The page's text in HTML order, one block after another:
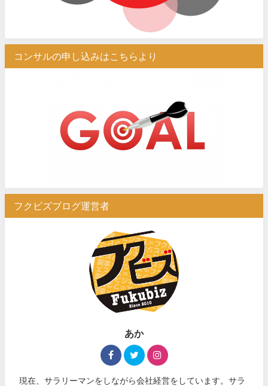
コンサルの申し込みはこちらより
フクビズブログ運営者
あか
現在、サラリーマンをしながら会社経営をしています。サラ